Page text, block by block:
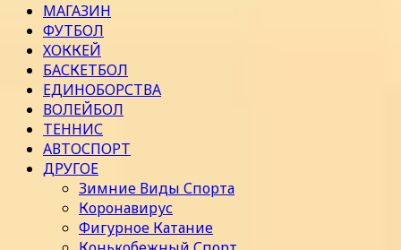
МАГАЗИН
ФУТБОЛ
ХОККЕЙ
БАСКЕТБОЛ
ЕДИНОБОРСТВА
ВОЛЕЙБОЛ
ТЕННИС
АВТОСПОРТ
ДРУГОЕ
Зимние Виды Спорта
Коронавирус
Фигурное Катание